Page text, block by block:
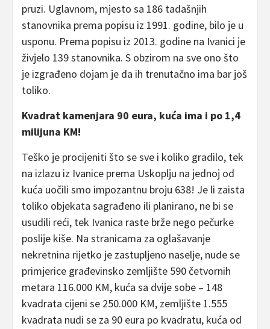
pruzi. Uglavnom, mjesto sa 186 tadašnjih
stanovnika prema popisu iz 1991. godine, bilo je u
usponu. Prema popisu iz 2013. godine na Ivanici je
živjelo 139 stanovnika. S obzirom na sve ono što
je izgrađeno dojam je da ih trenutačno ima bar još
toliko.
Kvadrat kamenjara 90 eura, kuća ima i po 1,4
milijuna KM!
Teško je procijeniti što se sve i koliko gradilo, tek
na izlazu iz Ivanice prema Uskoplju na jednoj od
kuća uočili smo impozantnu broju 638! Je li zaista
toliko objekata sagrađeno ili planirano, ne bi se
usudili reći, tek Ivanica raste brže nego pečurke
poslije kiše. Na stranicama za oglašavanje
nekretnina rijetko je zastupljeno naselje, nude se
primjerice građevinsko zemljište 590 četvornih
metara 116.000 KM, kuća sa dvije sobe – 148
kvadrata cijeni se 250.000 KM, zemljište 1.555
kvadrata nudi se za 90 eura po kvadratu, kuća od